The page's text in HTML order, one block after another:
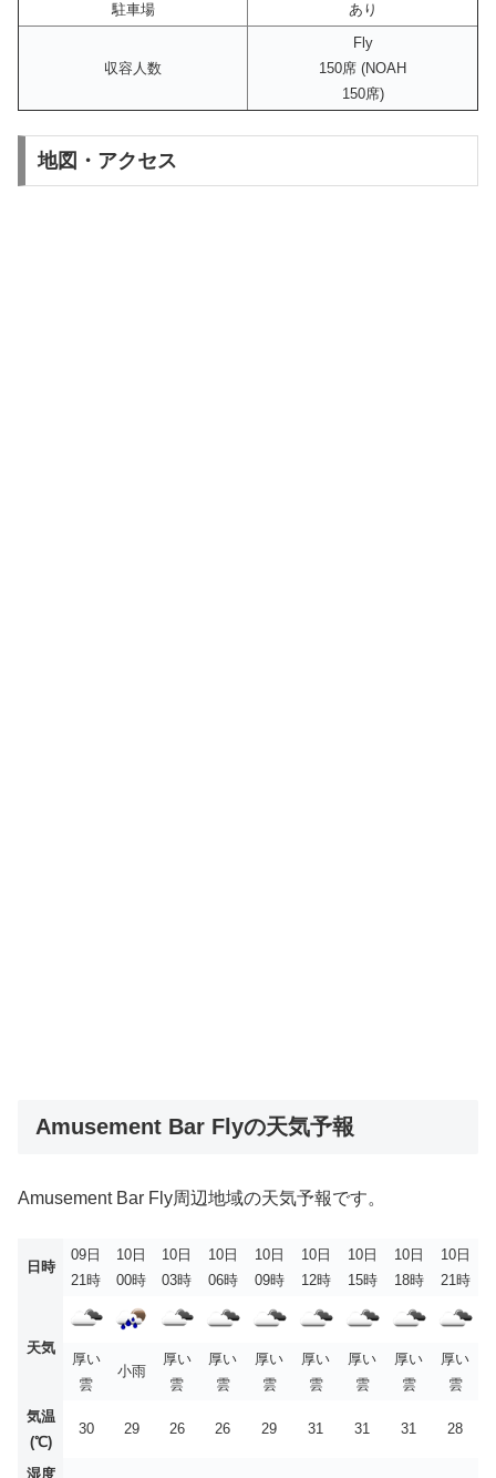
駐車場
あり
収容人数
Fly
150席 (NOAH
150席)
地図・アクセス
Amusement Bar Flyの天気予報
Amusement Bar Fly周辺地域の天気予報です。
日時
09日
21時
10日
00時
10日
03時
10日
06時
10日
09時
10日
12時
10日
15時
10日
18時
10日
21時
天気
厚い
雲
小雨
厚い
雲
厚い
雲
厚い
雲
厚い
雲
厚い
雲
厚い
雲
厚い
雲
気温
(℃)
30 29 26 26 29 31 31 31 28
湿度